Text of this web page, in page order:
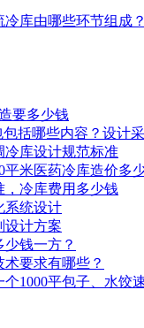
冷库由哪些环节组成
要多少钱
包括哪些内容？设计
冷库设计规范标准
平米医药冷库造价多
，冷库费用多少钱
系统设计
设计方案
钱一方？
要求有哪些？
1000平包子、水饺